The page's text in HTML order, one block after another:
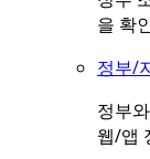
을 확
정부/
정부
웹/앱